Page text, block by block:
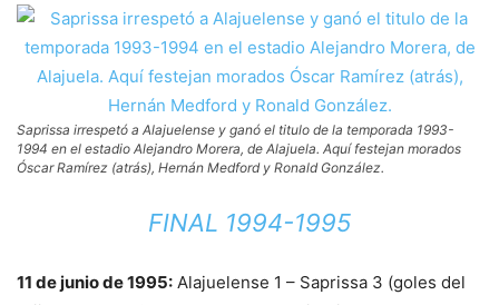
Saprissa irrespetó a Alajuelense y ganó el titulo de la temporada 1993-
1994 en el estadio Alejandro Morera, de Alajuela. Aquí festejan morados
Óscar Ramírez (atrás), Hernán Medford y Ronald González.
FINAL 1994-1995
11 de junio de 1995: Alajuelense 1 – Saprissa 3 (goles del